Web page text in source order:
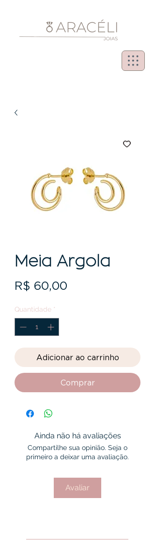
Meia Argola
R$ 60,00
Quantidade *
Adicionar ao carrinho
Comprar
Ainda não há avaliações
Compartilhe sua opinião. Seja o
primeiro a deixar uma avaliação.
Avaliar